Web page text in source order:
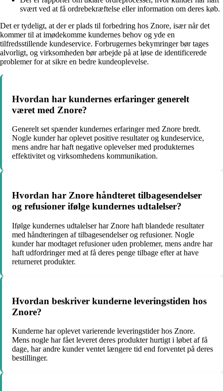
svært ved at få ordrebekræftelse eller information om deres køb.
Det er tydeligt, at der er plads til forbedring hos Znore, især når det
kommer til at imødekomme kundernes behov og yde en
tilfredsstillende kundeservice. Forbrugernes bekymringer bør tages
alvorligt, og virksomheden bør arbejde på at løse de identificerede
problemer for at sikre en bedre kundeoplevelse.
Hvordan har kundernes erfaringer generelt
været med Znore?
Generelt set spænder kundernes erfaringer med Znore bredt.
Nogle kunder har oplevet positive resultater og kundeservice,
mens andre har haft negative oplevelser med produkternes
effektivitet og virksomhedens kommunikation.
Hvordan har Znore håndteret tilbagesendelser
og refusioner ifølge kundernes udtalelser?
Ifølge kundernes udtalelser har Znore haft blandede resultater
med håndteringen af tilbagesendelser og refusioner. Nogle
kunder har modtaget refusioner uden problemer, mens andre har
haft udfordringer med at få deres penge tilbage efter at have
returneret produkter.
Hvordan beskriver kunderne leveringstiden hos
Znore?
Kunderne har oplevet varierende leveringstider hos Znore.
Mens nogle har fået leveret deres produkter hurtigt i løbet af få
dage, har andre kunder ventet længere tid end forventet på deres
bestillinger.